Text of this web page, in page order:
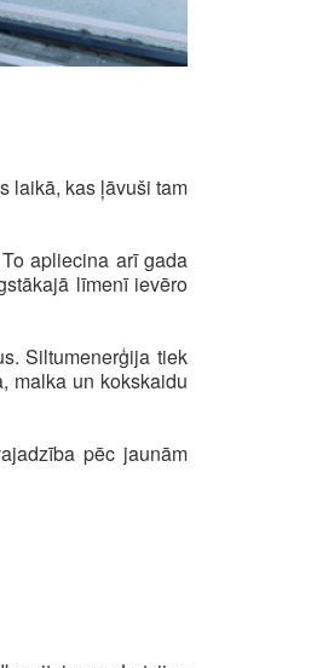
laikā, kas ļāvuši tam
apliecina arī gada
līmenī ievēro
Siltumenerģija tiek
malka un kokskaidu
pēc jaunām